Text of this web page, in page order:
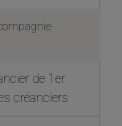
de 1er
créanciers